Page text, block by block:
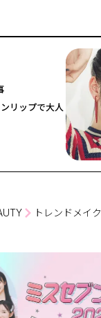
リップで大人
トレンドメイク